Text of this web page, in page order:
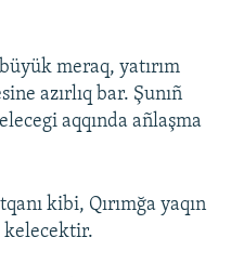
meraq, yatırım
azırlıq bar. Şunıñ
aqqında añlaşma
kibi, Qırımğa yaqın
kelecektir.